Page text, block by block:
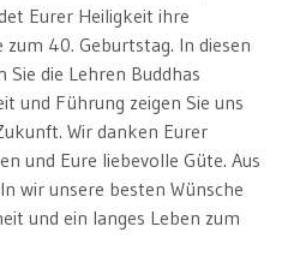
Eurer Heiligkeit ihre
40. Geburtstag. In diesen
die Lehren Buddhas
und Führung zeigen Sie uns
Wir danken Eurer
und Eure liebevolle Güte. Aus
wir unsere besten Wünsche
und ein langes Leben zum